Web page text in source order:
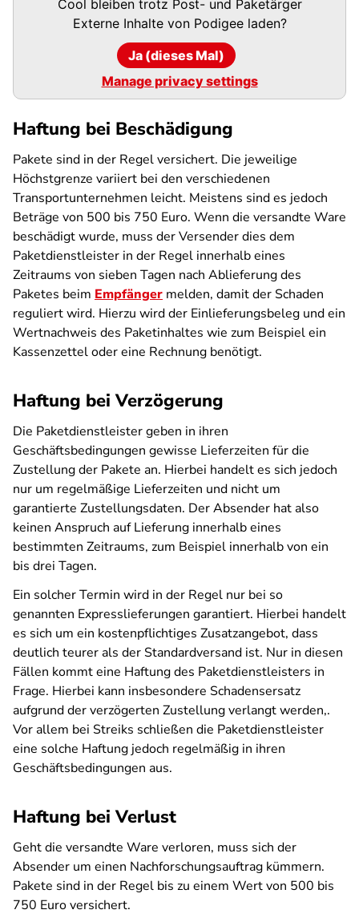
Cool bleiben trotz Post- und Paketärger
Externe Inhalte von Podigeeladen?
Ja (dieses Mal)
Manage privacy settings
Haftung bei Beschädigung
Pakete sind in der Regel versichert. Die jeweilige
Höchstgrenze variiert bei den verschiedenen
Transportunternehmen leicht. Meistens sind es jedoch
Beträge von 500 bis 750 Euro. Wenn die versandte Ware
beschädigt wurde, muss der Versender dies dem
Paketdienstleister in der Regel innerhalb eines
Zeitraums von sieben Tagen nach Ablieferung des
Paketes beim Empfänger melden, damit der Schaden
reguliert wird. Hierzu wird der Einlieferungsbeleg und ein
Wertnachweis des Paketinhaltes wie zum Beispiel ein
Kassenzettel oder eine Rechnung benötigt.
Haftung bei Verzögerung
Die Paketdienstleister geben in ihren
Geschäftsbedingungen gewisse Lieferzeiten für die
Zustellung der Pakete an. Hierbei handelt es sich jedoch
nur um regelmäßige Lieferzeiten und nicht um
garantierte Zustellungsdaten. Der Absender hat also
keinen Anspruch auf Lieferung innerhalb eines
bestimmten Zeitraums, zum Beispiel innerhalb von ein
bis drei Tagen.
Ein solcher Termin wird in der Regel nur bei so
genannten Expresslieferungen garantiert. Hierbei handelt
es sich um ein kostenpflichtiges Zusatzangebot, dass
deutlich teurer als der Standardversand ist. Nur in diesen
Fällen kommt eine Haftung des Paketdienstleisters in
Frage. Hierbei kann insbesondere Schadensersatz
aufgrund der verzögerten Zustellung verlangt werden,.
Vor allem bei Streiks schließen die Paketdienstleister
eine solche Haftung jedoch regelmäßig in ihren
Geschäftsbedingungen aus.
Haftung bei Verlust
Geht die versandte Ware verloren, muss sich der
Absender um einen Nachforschungsauftrag kümmern.
Pakete sind in der Regel bis zu einem Wert von 500 bis
750 Euro versichert.